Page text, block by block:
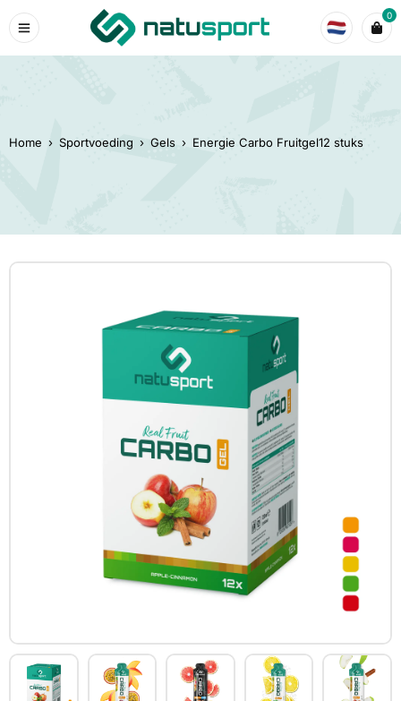
0
Home › Sportvoeding › Gels › Energie Carbo Fruitgel12 stuks